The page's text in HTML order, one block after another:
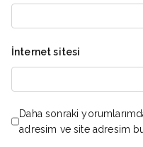
İnternet sitesi
Daha sonraki
adresim ve site adresim